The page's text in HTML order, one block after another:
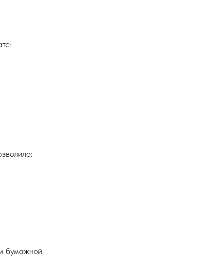
бумажной